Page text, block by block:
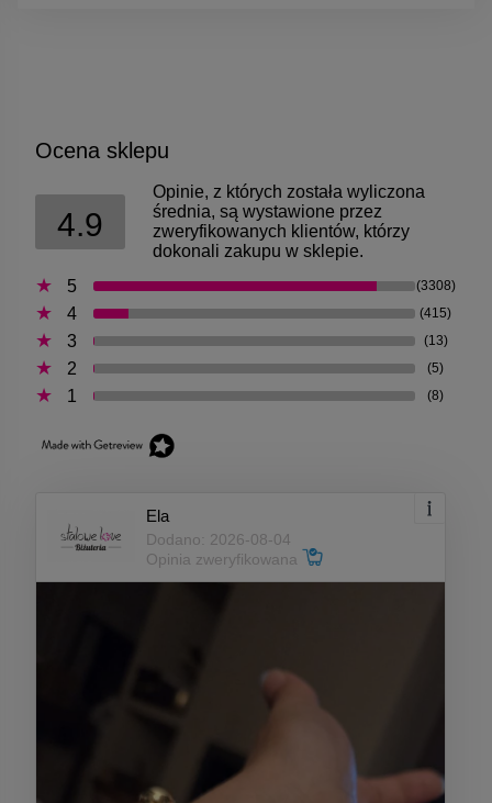
Ocena sklepu
4.9
Opinie, z których została wyliczona
średnia, są wystawione przez
zweryfikowanych klientów, którzy
dokonali zakupu w sklepie.
5
(3308)
4 (415)
3 (13)
2 (5)
1 (8)
Ela
Dodano: 2026-08-04
Opinia zweryfikowana